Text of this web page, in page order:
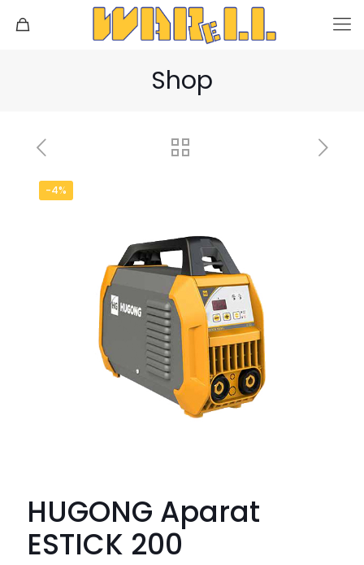
Shop
-4%
HUGONG Aparat
ESTICK 200